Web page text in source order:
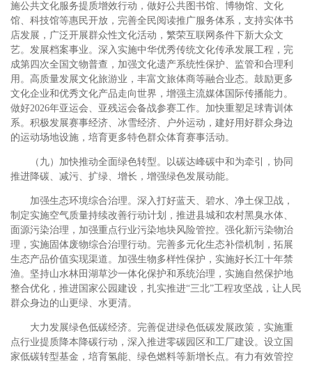
施公共文化服务提质增效行动，做好公共图书馆、博物馆、文化
馆、科技馆等惠民开放，完善全民阅读推广服务体系，支持实体书
店发展，广泛开展群众性文化活动，繁荣互联网条件下新大众文
艺。发展档案事业。深入实施中华优秀传统文化传承发展工程，完
成第四次全国文物普查，加强文化遗产系统性保护、监管和合理利
用。高质量发展文化旅游业，丰富文旅体商等融合业态。鼓励更多
文化企业和优秀文化产品走向世界，增强主流媒体国际传播能力。
做好2026年亚运会、亚残运会备战参赛工作。加快重塑足球青训体
系。积极发展赛事经济、冰雪经济、户外运动，建好用好群众身边
的运动场地设施，培育更多特色群众体育赛事活动。
（九）加快推动全面绿色转型。以碳达峰碳中和为牵引，协同
推进降碳、减污、扩绿、增长，增强绿色发展动能。
加强生态环境综合治理。深入打好蓝天、碧水、净土保卫战，
制定实施空气质量持续改善行动计划，推进县城和农村黑臭水体、
面源污染治理，加强重点行业污染地块风险管控。强化新污染物治
理，实施固体废物综合治理行动。完善多元化生态补偿机制，拓展
生态产品价值实现渠道。加强生物多样性保护，实施好长江十年禁
渔。坚持山水林田湖草沙一体化保护和系统治理，实施自然保护地
整合优化，推进国家公园建设，扎实推进“三北”工程攻坚战，让人民
群众身边的山更绿、水更清。
大力发展绿色低碳经济。完善促进绿色低碳发展政策，实施重
点行业提质降本降碳行动，深入推进零碳园区和工厂建设。设立国
家低碳转型基金，培育氢能、绿色燃料等新增长点。有力有效管控